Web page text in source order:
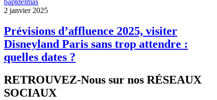
baptdelmas
2 janvier 2025
Prévisions d’affluence 2025, visiter
Disneyland Paris sans trop attendre :
quelles dates ?
RETROUVEZ-Nous sur nos RÉSEAUX
SOCIAUX